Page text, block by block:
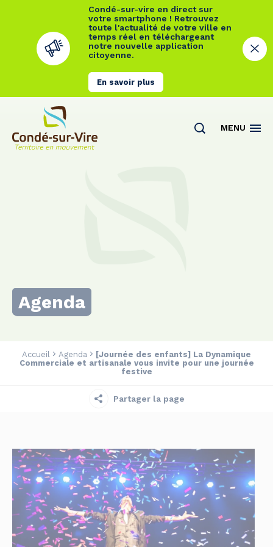
Condé-sur-vire en direct sur
votre smartphone ! Retrouvez
toute l'actualité de votre ville en
temps réel en téléchargeant
notre nouvelle application
citoyenne.
En savoir plus
MENU
Agenda
Accueil Agenda
[Journée des enfants] La Dynamique
Commerciale et artisanale vous invite pour une journée
festive
Partager la page
Cookies management panel